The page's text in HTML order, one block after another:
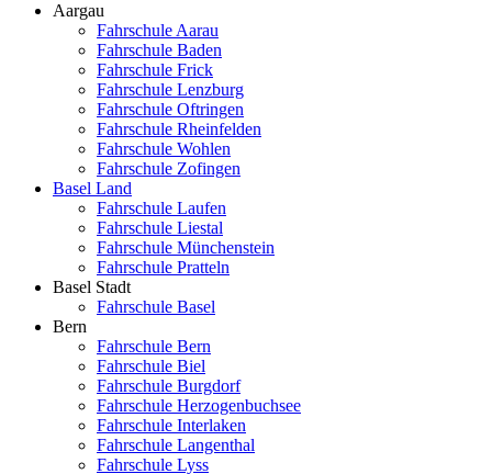
Aargau
Fahrschule Aarau
Fahrschule Baden
Fahrschule Frick
Fahrschule Lenzburg
Fahrschule Oftringen
Fahrschule Rheinfelden
Fahrschule Wohlen
Fahrschule Zofingen
Basel Land
Fahrschule Laufen
Fahrschule Liestal
Fahrschule Münchenstein
Fahrschule Pratteln
Basel Stadt
Fahrschule Basel
Bern
Fahrschule Bern
Fahrschule Biel
Fahrschule Burgdorf
Fahrschule Herzogenbuchsee
Fahrschule Interlaken
Fahrschule Langenthal
Fahrschule Lyss